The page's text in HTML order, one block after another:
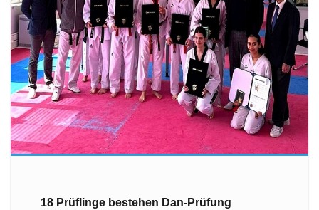
18 Prüflinge bestehen Dan-Prüfung